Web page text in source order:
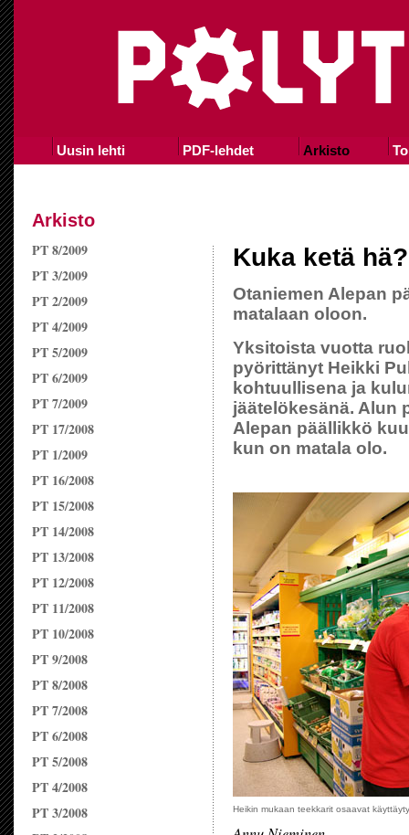
Uusin lehti PDF-lehdet Arkisto
Arkisto
PT 8/2009
PT 3/2009
PT 2/2009
PT 4/2009
PT 5/2009
PT 6/2009
PT 7/2009
PT 17/2008
PT 1/2009
PT 16/2008
PT 15/2008
PT 14/2008
PT 13/2008
PT 12/2008
PT 11/2008
PT 10/2008
PT 9/2008
PT 8/2008
PT 7/2008
PT 6/2008
PT 5/2008
PT 4/2008
PT 3/2008
Kuka ketä hä?
Otaniemen Alepan
matalaan oloon.
Yksitoista vuotta
pyörittänyt Heikki
kohtuullisena ja
jäätelökesänä. Alun
Alepan päällikkö
kun on matala olo.
Heikin mukaan teekkarit osaavat